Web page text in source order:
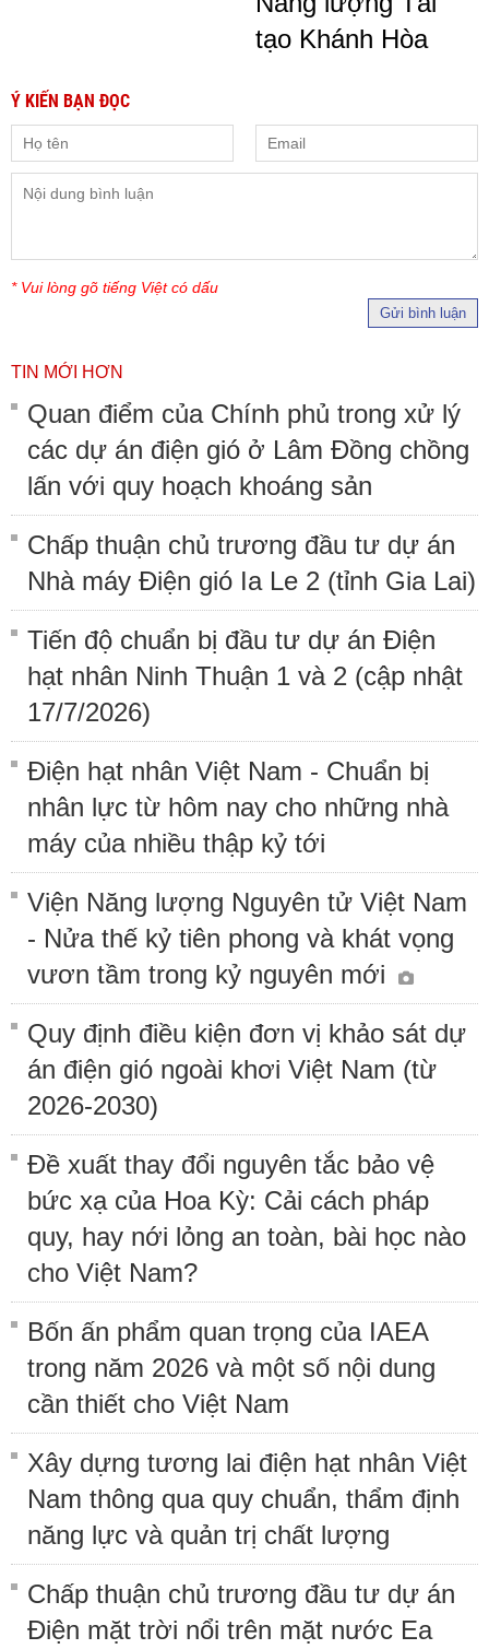
tạo Khánh Hòa
Ý KIẾN BẠN ĐỌC
* Vui lòng gõ tiếng Việt có dấu
Gửi bình luận
TIN MỚI HƠN
Quan điểm của Chính phủ trong xử lý
các dự án điện gió ở Lâm Đồng chồng
lấn với quy hoạch khoáng sản
Chấp thuận chủ trương đầu tư dự án
Nhà máy Điện gió Ia Le 2 (tỉnh Gia Lai)
Tiến độ chuẩn bị đầu tư dự án Điện
hạt nhân Ninh Thuận 1 và 2 (cập nhật
17/7/2026)
Điện hạt nhân Việt Nam - Chuẩn bị
nhân lực từ hôm nay cho những nhà
máy của nhiều thập kỷ tới
Viện Năng lượng Nguyên tử Việt Nam
- Nửa thế kỷ tiên phong và khát vọng
vươn tầm trong kỷ nguyên mới
Quy định điều kiện đơn vị khảo sát dự
án điện gió ngoài khơi Việt Nam (từ
2026-2030)
Đề xuất thay đổi nguyên tắc bảo vệ
bức xạ của Hoa Kỳ: Cải cách pháp
quy, hay nới lỏng an toàn, bài học nào
cho Việt Nam?
Bốn ấn phẩm quan trọng của IAEA
trong năm 2026 và một số nội dung
cần thiết cho Việt Nam
Xây dựng tương lai điện hạt nhân Việt
Nam thông qua quy chuẩn, thẩm định
năng lực và quản trị chất lượng
Chấp thuận chủ trương đầu tư dự án
Điện mặt trời nổi trên mặt nước Ea